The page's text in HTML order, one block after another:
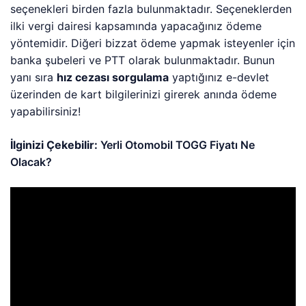
seçenekleri birden fazla bulunmaktadır. Seçeneklerden
ilki vergi dairesi kapsamında yapacağınız ödeme
yöntemidir. Diğeri bizzat ödeme yapmak isteyenler için
banka şubeleri ve PTT olarak bulunmaktadır. Bunun
yanı sıra hız cezası sorgulama yaptığınız e-devlet
üzerinden de kart bilgilerinizi girerek anında ödeme
yapabilirsiniz!
İlginizi Çekebilir:Yerli Otomobil TOGG Fiyatı Ne
Olacak?